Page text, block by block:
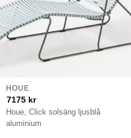
Houe, Click solsäng ljusblå
aluminium
HOUE
7175 kr